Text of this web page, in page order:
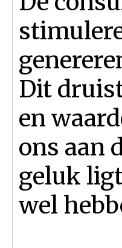
Dit
en
ons aan
geluk
wel